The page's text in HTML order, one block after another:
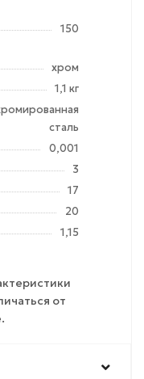
150
хром
1,1 кг
сталь
0,001
3
17
20
1,15
от